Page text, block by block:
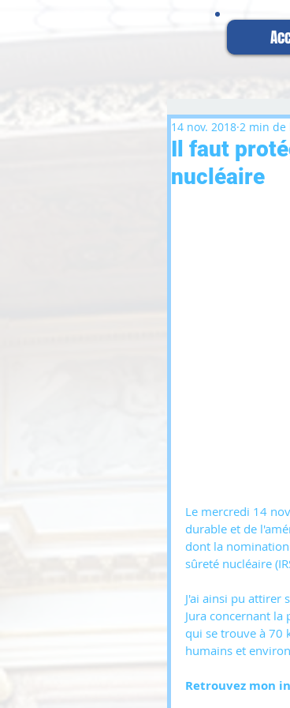
Il faut
nucléaire
14 nov. 2018 2 min de
Le mercredi 14
durable et de
dont la
sûreté nucléaire
J'ai ainsi pu attirer
Jura concernant
qui se trouve à 70
humains et
Retrouvez mon